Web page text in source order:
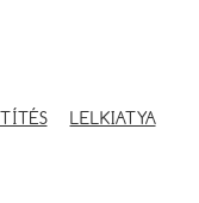
LELKIATYA